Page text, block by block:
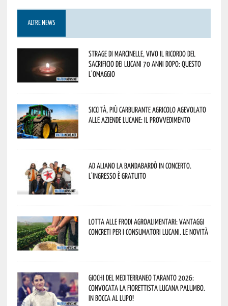
ALTRE NEWS
Strage di Marcinelle, vivo il ricordo del
sacrificio dei lucani 70 anni dopo: questo
l’omaggio
Siccità, più carburante agricolo agevolato
alle aziende lucane: il provvedimento
Ad Aliano la Bandabardò in concerto.
L’ingresso è gratuito
Lotta alle frodi agroalimentari: vantaggi
concreti per i consumatori lucani. Le novità
Giochi del Mediterraneo Taranto 2026:
convocata la fiorettista lucana Palumbo.
In bocca al lupo!